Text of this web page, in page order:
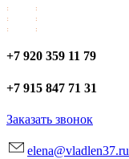
+7 920 359 11 79
+7 915 847 71 31
Заказать звонок
elena@vladlen37.ru